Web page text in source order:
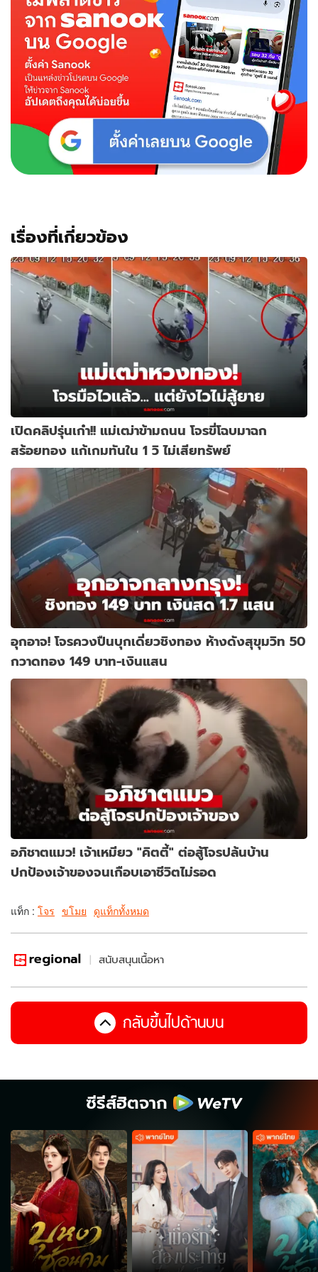
เรื่องที่เกี่ยวข้อง
เปิดคลิปรุ่นเก๋า!! แม่เฒ่าข้ามถนน โจรขี่โฉบมาฉก
สร้อยทอง แก้เกมทันใน 1 วิ ไม่เสียทรัพย์
อุกอาจ! โจรควงปืนบุกเดี่ยวชิงทอง ห้างดังสุขุมวิท 50
กวาดทอง 149 บาท-เงินแสน
อภิชาตแมว! เจ้าเหมียว "คิตตี้" ต่อสู้โจรปล้นบ้าน
ปกป้องเจ้าของจนเกือบเอาชีวิตไม่รอด
แท็ก : โจร ขโมย ดูแท็กทั้งหมด
สนับสนุนเนื้อหา
กลับขึ้นไปด้านบน
ซีรีส์ฮิตจาก